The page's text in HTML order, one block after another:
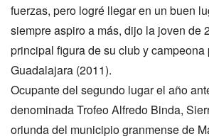
fuerzas, pero logré llegar en un buen
siempre aspiro a más, dijo la joven de
principal figura de su club y
Guadalajara (2011).
Ocupante del segundo lugar el año
denominada Trofeo Alfredo Binda,
oriunda del municipio granmense de